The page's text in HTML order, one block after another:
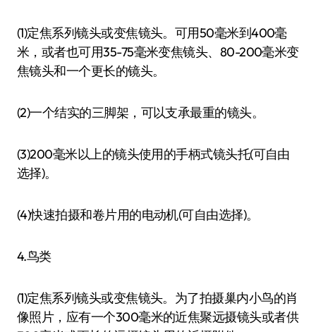
(1)定焦系列镜头或变焦镜头。可用50毫米到400毫
米，或者也可用35-75毫米变焦镜头、80-200毫米变
焦镜头和一个更长的镜头。
(2)一个结实的三脚架，可以支承最重的镜头。
(3)200毫米以上的镜头使用的手柄式镜头托(可自由
选择)。
(4)快速拍摄和卷片用的电动机(可自由选择)。
4.鸟类
(1)定焦系列镜头或变焦镜头。为了拍摄巢内小鸟的肖
像照片，应有一个300毫米的近焦聚远摄镜头或者供